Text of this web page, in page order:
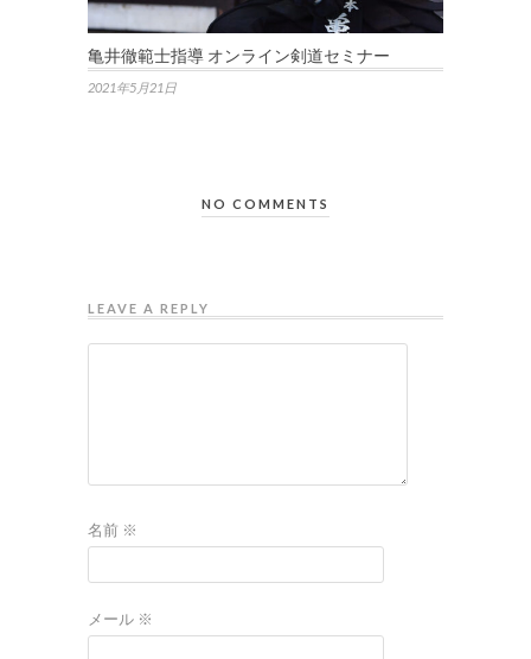
亀井徹範士指導 オンライン剣道セミナー
2021年5月21日
NO COMMENTS
LEAVE A REPLY
名前 ※
メール ※